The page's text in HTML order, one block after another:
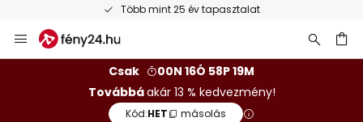
Több mint 25 év tapasztalat
Ugrás
a
Csak
00N 16Ó 58P 18M
Továbbáakár 13 % kedvezmény!
Kód:HET másolás